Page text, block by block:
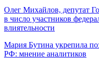
Олег Михайлов, депутат
в число участников
влиятельности
Мария Бутина укрепила
РФ: мнение аналитиков